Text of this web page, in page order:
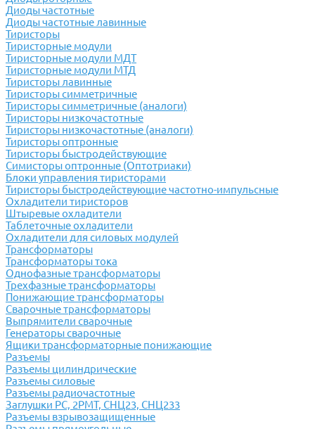
Диоды частотные
Диоды частотные лавинные
Тиристоры
Тиристорные модули
Тиристорные модули МДТ
Тиристорные модули МТД
Тиристоры лавинные
Тиристоры симметричные
Тиристоры симметричные (аналоги)
Тиристоры низкочастотные
Тиристоры низкочастотные (аналоги)
Тиристоры оптронные
Тиристоры быстродействующие
Симисторы оптронные (Оптотриаки)
Блоки управления тиристорами
Тиристоры быстродействующие частотно-импульсные
Охладители тиристоров
Штыревые охладители
Таблеточные охладители
Охладители для силовых модулей
Трансформаторы
Трансформаторы тока
Однофазные трансформаторы
Трехфазные трансформаторы
Понижающие трансформаторы
Сварочные трансформаторы
Выпрямители сварочные
Генераторы сварочные
Ящики трансформаторные понижающие
Разъемы
Разъемы цилиндрические
Разъемы силовые
Разъемы радиочастотные
Заглушки РС, 2РМТ, СНЦ23, СНЦ233
Разъемы взрывозащищенные